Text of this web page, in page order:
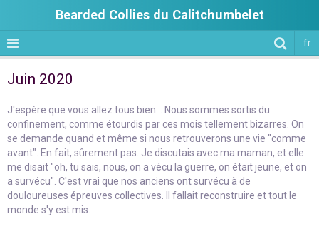
Bearded Collies du Calitchumbelet
fr
Juin 2020
J'espère que vous allez tous bien... Nous sommes sortis du
confinement, comme étourdis par ces mois tellement bizarres. On
se demande quand et même si nous retrouverons une vie "comme
avant". En fait, sûrement pas. Je discutais avec ma maman, et elle
me disait "oh, tu sais, nous, on a vécu la guerre, on était jeune, et on
a survécu". C'est vrai que nos anciens ont survécu à de
douloureuses épreuves collectives. Il fallait reconstruire et tout le
monde s'y est mis.